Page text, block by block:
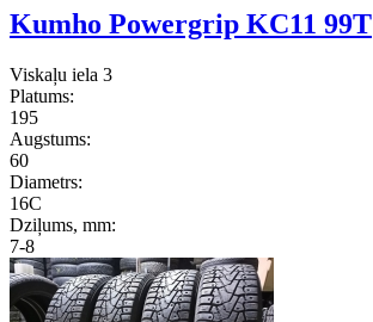
Kumho Powergrip KC11 99T
Viskaļu iela 3
Platums:
195
Augstums:
60
Diametrs:
16C
Dziļums, mm:
7-8